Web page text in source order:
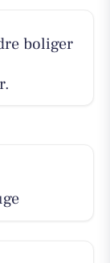
boliger